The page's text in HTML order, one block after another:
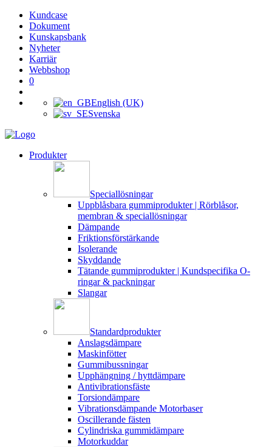
Kundcase
Dokument
Kunskapsbank
Nyheter
Karriär
Webbshop
0
English (UK)
Svenska
Produkter
Speciallösningar
Uppblåsbara gummiprodukter | Rörblåsor,
membran & speciallösningar
Dämpande
Friktionsförstärkande
Isolerande
Skyddande
Tätande gummiprodukter | Kundspecifika O-
ringar & packningar
Slangar
Standardprodukter
Anslagsdämpare
Maskinfötter
Gummibussningar
Upphängning / hyttdämpare
Antivibrationsfäste
Torsiondämpare
Vibrationsdämpande Motorbaser
Oscillerande fästen
Cylindriska gummidämpare
Motorkuddar